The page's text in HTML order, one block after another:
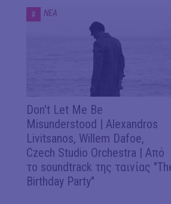
# ΝΕΑ
Don't Let Me Be
Misunderstood | Alexandros
Livitsanos, Willem Dafoe,
Czech Studio Orchestra | Από
το soundtrack της ταινίας
Birthday Party"